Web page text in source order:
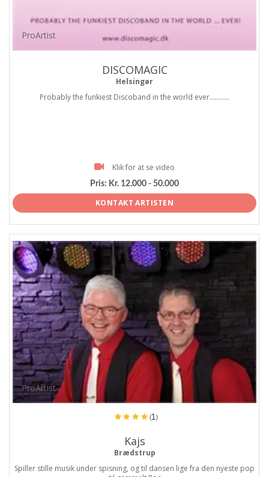
ProArtist
DISCOMAGIC
Helsingør
Probably the funkiest Discoband in the world ever...........
Klik for at se video
Pris: Kr. 12.000 - 50.000
KONTAKT ARTISTEN
ProArtist
(1)
Kajs
Brædstrup
Spiller stille musik under spisning, og til dansen lige fra den nyeste pop